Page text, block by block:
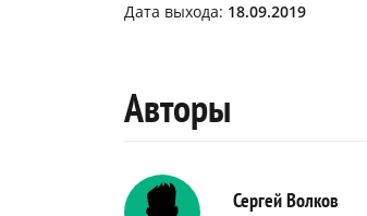
Дата выхода: 18.09.2019
Авторы
Сергей Волков